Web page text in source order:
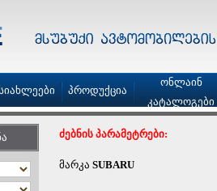
პროდუქცია
ონლაინ
კატალოგები
ძებნის პარამეტრები:
მარკა SUBARU